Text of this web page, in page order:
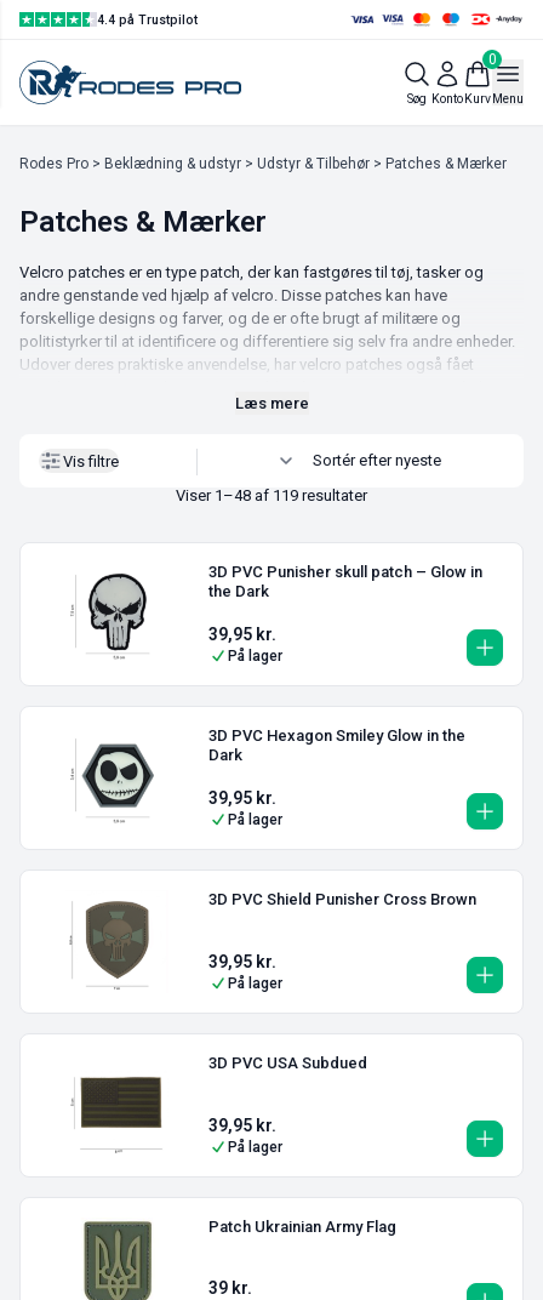
4.4 på Trustpilot
Søg Konto
0
KurvMenu
Vis filtre
Rodes Pro > Beklædning & udstyr > Udstyr & Tilbehør > Patches & Mærker
Patches & Mærker
Velcro patches er en type patch, der kan fastgøres til tøj, tasker og
andre genstande ved hjælp af velcro. Disse patches kan have
forskellige designs og farver, og de er ofte brugt af militære og
politistyrker til at identificere og differentiere sig selv fra andre enheder.
Udover deres praktiske anvendelse, har velcro patches også fået
De kan nemt påføres og fjernes fra tøjet, hvilket gør det nemt at skifte
måde at tilføje personlig stil til dit tøj eller til at vise støtte til et specifikt
brand, hold eller organisation
Læs mere
Vis filtre
Viser 1–48 af 119 resultater
3D PVC Punisher skull patch – Glow in
the Dark
39,95 kr.
På lager
3D PVC Hexagon Smiley Glow in the
Dark
39,95 kr.
På lager
3D PVC Shield Punisher Cross Brown
39,95 kr.
På lager
3D PVC USA Subdued
39,95 kr.
På lager
Patch Ukrainian Army Flag
39 kr.